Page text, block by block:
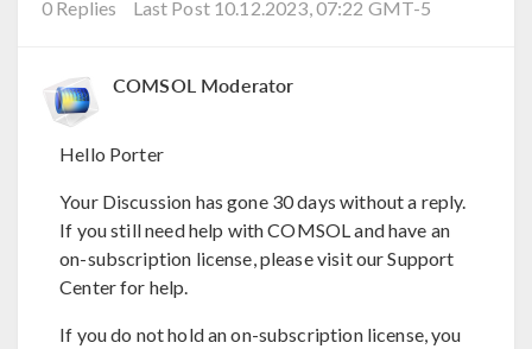
0 Replies Last Post 10.12.2023, 07:22 GMT-5
COMSOL Moderator
Hello Porter
Your Discussion has gone 30 days without a reply.
If you still need help with COMSOL and have an
on-subscription license, please visit our Support
Center for help.
If you do not hold an on-subscription license, you